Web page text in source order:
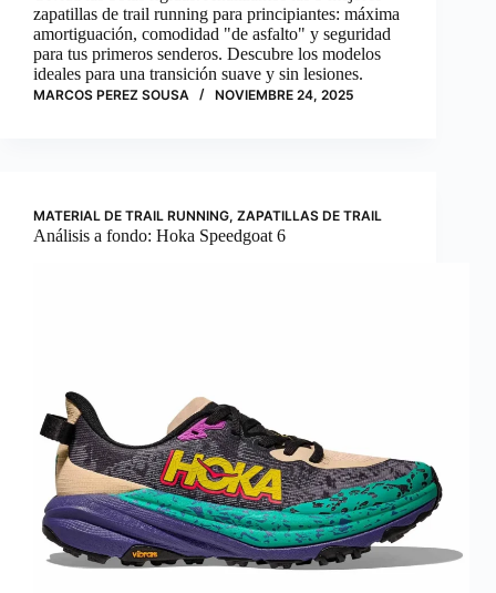
zapatillas de trail running para principiantes: máxima
amortiguación, comodidad "de asfalto" y seguridad
para tus primeros senderos. Descubre los modelos
ideales para una transición suave y sin lesiones.
MARCOS PEREZ SOUSA NOVIEMBRE 24, 2025
MATERIAL DE TRAIL RUNNING, ZAPATILLAS DE TRAIL
Análisis a fondo: Hoka Speedgoat 6